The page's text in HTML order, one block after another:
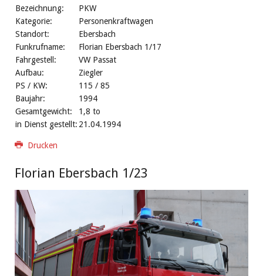
Bezeichnung:
PKW
Kategorie:
Personenkraftwagen
Standort:
Ebersbach
Funkrufname:
Florian Ebersbach 1/17
Fahrgestell:
VW Passat
Aufbau:
Ziegler
PS / KW:
115 / 85
Baujahr:
1994
Gesamtgewicht:
1,8 to
in Dienst gestellt: 21.04.1994
Drucken
Florian Ebersbach 1/23